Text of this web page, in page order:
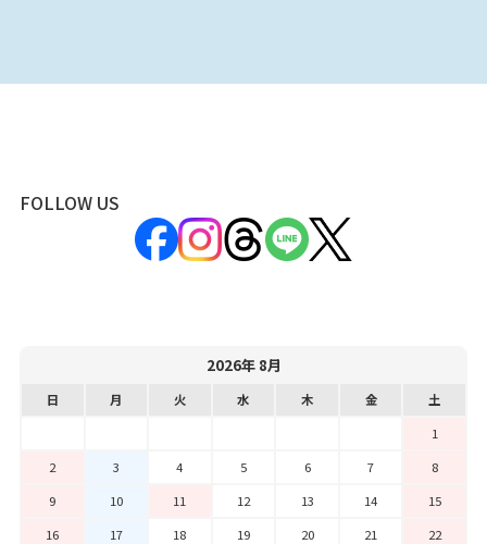
FOLLOW US
2026年 8月
日 月 火 水 木 金
土
1
2
3 4 5 6 7
8
9
10 11 12 13 14
15
16
17 18 19 20 21
22